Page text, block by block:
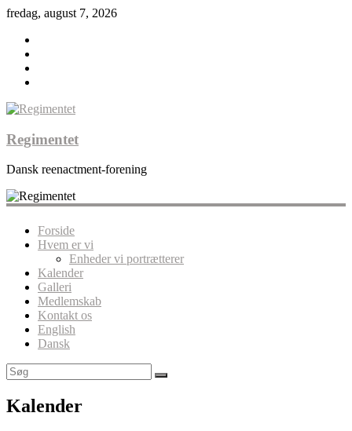
fredag, august 7, 2026
Regimentet
Dansk reenactment-forening
Forside
Hvem er vi
Enheder vi portrætterer
Kalender
Galleri
Medlemskab
Kontakt os
English
Dansk
Kalender